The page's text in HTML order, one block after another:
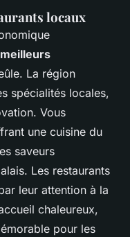
locaux
La région
spécialités locales,
Vous
une cuisine du
saveurs
Les restaurants
leur attention à la
chaleureux,
pour les